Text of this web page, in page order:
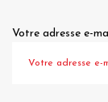
Votre adresse e-